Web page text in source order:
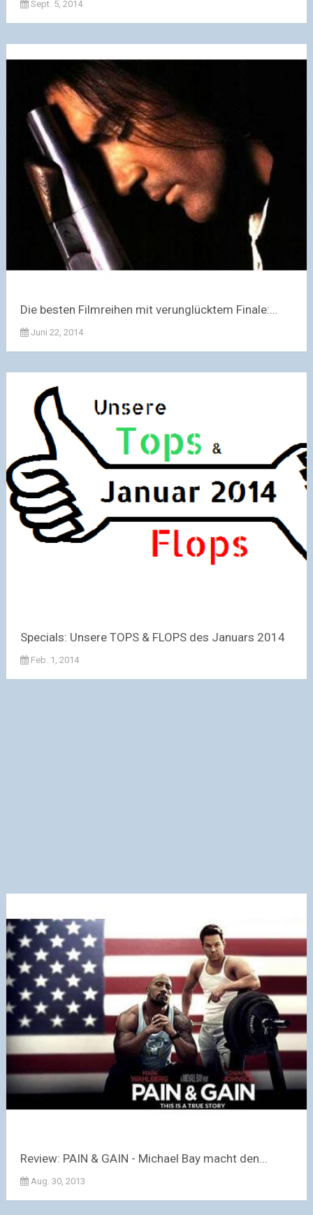
Sept. 5, 2014
Die besten Filmreihen mit verunglücktem Finale:...
Juni 22, 2014
Specials: Unsere TOPS & FLOPS des Januars 2014
Feb. 1, 2014
Review: PAIN & GAIN - Michael Bay macht den...
Aug. 30, 2013